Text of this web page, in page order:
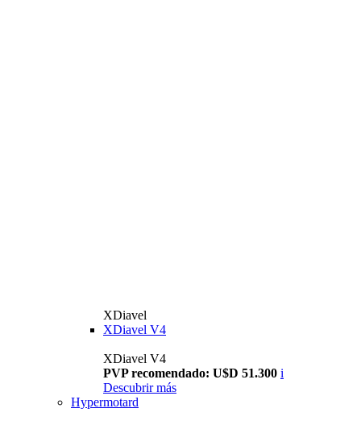
XDiavel
XDiavel V4
XDiavel V4
PVP recomendado: U$D 51.300 i
Descubrir más
Hypermotard